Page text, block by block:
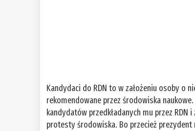
Kandydaci do RDN to w założeniu osoby o
rekomendowane przez środowiska
kandydatów przedkładanych mu przez
protesty środowiska. Bo przecież